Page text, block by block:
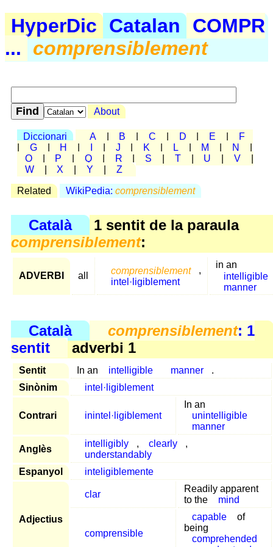
HyperDic Catalan
COMPR
...
comprensiblement
About
Diccionari A B C D E
F
G H J K L M N
O
P Q R S T U V
W
X Y Z
Related WikiPedia: comprensiblement
Català
1 sentit de la paraula
comprensiblement:
ADVERBI all
comprensiblement
,
intel·ligiblement
in an
intelligible
manner
Català comprensiblement: 1
sentit
adverbi 1
Sentit In an intelligible manner
.
Sinònim
intel·ligiblement
Contrari inintel·ligiblement
In an
unintelligible
manner
Anglès
intelligibly , clearly
,
understandably
Espanyol
inteligiblemente
Adjectius
clar
Readily apparent
to the
mind
comprensible
capable
of
being
comprehended